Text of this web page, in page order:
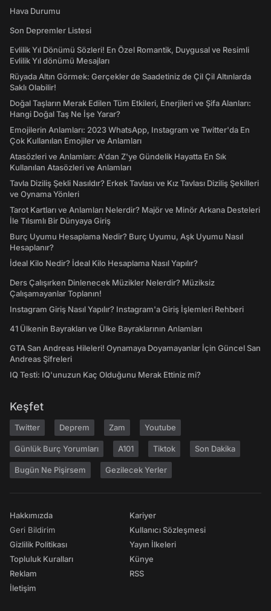
Hava Durumu
Son Depremler Listesi
Evlilik Yıl Dönümü Sözleri! En Özel Romantik, Duygusal ve Resimli
Evlilik Yıl dönümü Mesajları
Rüyada Altın Görmek: Gerçekler de Saadetiniz de Çil Çil Altınlarda
Saklı Olabilir!
Doğal Taşların Merak Edilen Tüm Etkileri, Enerjileri ve Şifa Alanları:
Hangi Doğal Taş Ne İşe Yarar?
Emojilerin Anlamları: 2023 WhatsApp, Instagram ve Twitter'da En
Çok Kullanılan Emojiler ve Anlamları
Atasözleri ve Anlamları: A'dan Z'ye Gündelik Hayatta En Sık
Kullanılan Atasözleri ve Anlamları
Tavla Diziliş Şekli Nasıldır? Erkek Tavlası ve Kız Tavlası Diziliş Şekilleri
ve Oynama Yönleri
Tarot Kartları ve Anlamları Nelerdir? Majör ve Minör Arkana Desteleri
İle Tılsımlı Bir Dünyaya Giriş
Burç Uyumu Hesaplama Nedir? Burç Uyumu, Aşk Uyumu Nasıl
Hesaplanır?
İdeal Kilo Nedir? İdeal Kilo Hesaplama Nasıl Yapılır?
Ders Çalışırken Dinlenecek Müzikler Nelerdir? Müziksiz
Çalışamayanlar Toplanın!
Instagram Giriş Nasıl Yapılır? Instagram'a Giriş İşlemleri Rehberi
41 Ülkenin Bayrakları ve Ülke Bayraklarının Anlamları
GTA San Andreas Hileleri! Oynamaya Doyamayanlar İçin Güncel San
Andreas Şifreleri
IQ Testi: IQ'unuzun Kaç Olduğunu Merak Ettiniz mi?
Keşfet
Twitter Deprem Zam Youtube
Günlük Burç Yorumları A101 Tiktok Son Dakika
Bugün Ne Pişirsem Gezilecek Yerler
Hakkımızda
Geri Bildirim
Gizlilik Politikası
Topluluk Kuralları
Reklam
İletişim
Kariyer
Kullanıcı Sözleşmesi
Yayın İlkeleri
Künye
RSS